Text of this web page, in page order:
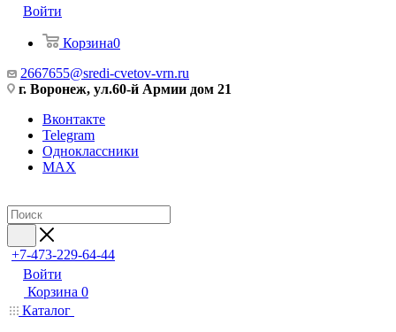
Войти
Корзина0
2667655@sredi-cvetov-vrn.ru
г. Воронеж, ул.60-й Армии дом 21
Вконтакте
Telegram
Одноклассники
MAX
+7-473-229-64-44
Войти
Корзина 0
Каталог